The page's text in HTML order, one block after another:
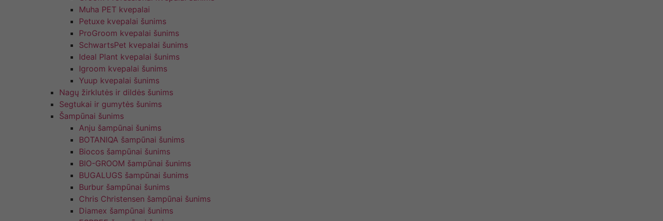
Muha PET kvepalai
Petuxe kvepalai šunims
ProGroom kvepalai šunims
SchwartsPet kvepalai šunims
Ideal Plant kvepalai šunims
Igroom kvepalai šunims
Yuup kvepalai šunims
Nagų žirklutės ir dildės šunims
Segtukai ir gumytės šunims
Šampūnai šunims
Anju šampūnai šunims
BOTANIQA šampūnai šunims
Biocos šampūnai šunims
BIO-GROOM šampūnai šunims
BUGALUGS šampūnai šunims
Burbur šampūnai šunims
Chris Christensen šampūnai šunims
Diamex šampūnai šunims